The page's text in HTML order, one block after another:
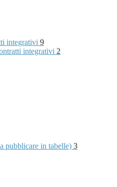
integrativi 9
integrativi 2
pubblicare in tabelle) 3